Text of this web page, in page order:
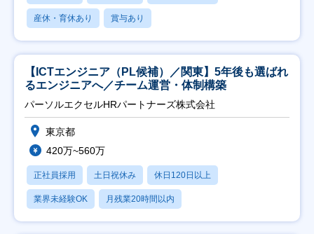
産休・育休あり 賞与あり
【ICTエンジニア（PL候補）／関東】5年後も選ばれ
るエンジニアへ／チーム運営・体制構築
パーソルエクセルHRパートナーズ株式会社
東京都
420万~560万
正社員採用 土日祝休み 休日120日以上
業界未経験OK 月残業20時間以内